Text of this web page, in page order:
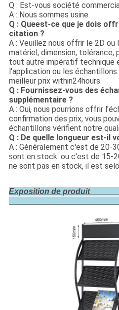
Q : Est-vous société
A : Nous sommes usine.
Q : Queest-ce que je dois
citation ?
A : Veuillez nous offrir le 2D ou
matériel, dimension, tolérance,
tout autre impératif technique
l'application ou les
meilleur prix within24hours.
Q : Fournissez-vous des
supplémentaire ?
A : Oui, nous pourrions offrir
confirmation des prix, vous
échantillons vérifient notre
Q : De quelle longueur est-il
A : Généralement c'est de 20-
sont en stock. ou c'est de 15-
ne sont pas en stock, il est
Exposition